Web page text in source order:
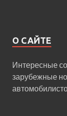
О САЙТЕ
Интересные
зарубежные